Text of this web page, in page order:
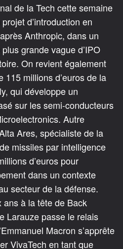
de la Tech cette semaine
d’introduction en
Anthropic, dans un
grande vague d’IPO
On revient également
115 millions d’euros de la
qui développe un
sur les semi-conducteurs
Autre
Ares, spécialiste de la
missiles par intelligence
d’euros pour
dans un contexte
secteur de la défense.
ans à la tête de Back
Larauze passe le relais
Macron s’apprête
VivaTech en tant que